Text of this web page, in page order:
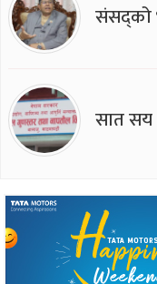
संसद्को
सात सय